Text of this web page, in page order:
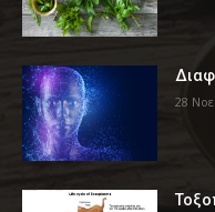
28